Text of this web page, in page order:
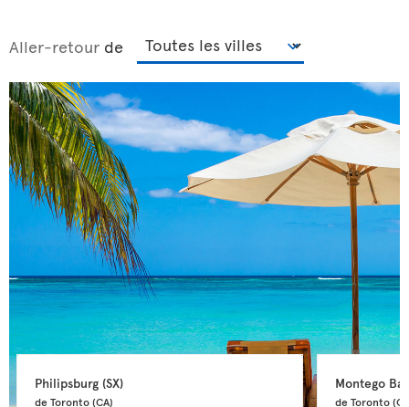
Aller-retour de
Philipsburg (SX)
de Toronto (CA)
Montego
de Toronto